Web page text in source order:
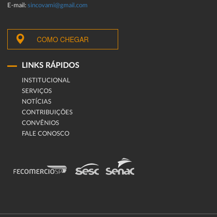
E-mail: sincovami@gmail.com
COMO CHEGAR
LINKS RÁPIDOS
INSTITUCIONAL
SERVIÇOS
NOTÍCIAS
CONTRIBUIÇÕES
CONVÊNIOS
FALE CONOSCO